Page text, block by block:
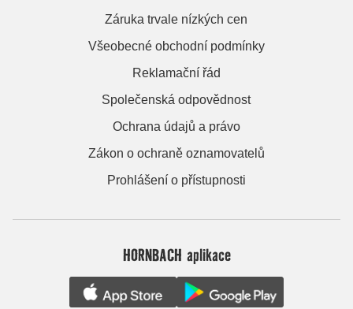
Záruka trvale nízkých cen
Všeobecné obchodní podmínky
Reklamační řád
Společenská odpovědnost
Ochrana údajů a právo
Zákon o ochraně oznamovatelů
Prohlášení o přístupnosti
HORNBACH aplikace